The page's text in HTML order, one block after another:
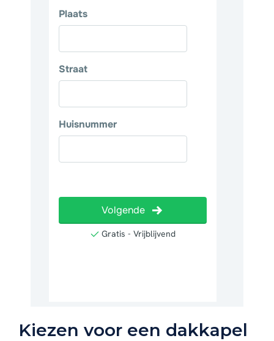
Kiezen voor een dakkapel